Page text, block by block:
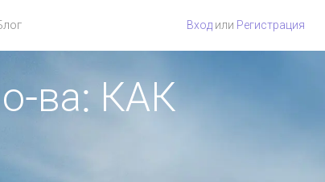
Вход или Регистрация
ва: КАК